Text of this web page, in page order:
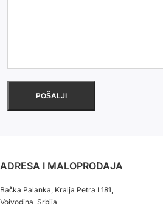
ADRESA I MALOPRODAJA
Bačka Palanka, Kralja Petra I 181,
Vojvodina, Srbija